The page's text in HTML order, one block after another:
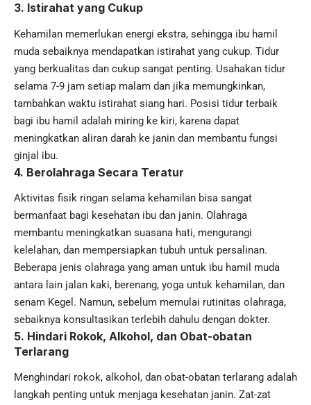
3. Istirahat yang Cukup
Kehamilan memerlukan energi ekstra, sehingga ibu hamil
muda sebaiknya mendapatkan istirahat yang cukup. Tidur
yang berkualitas dan cukup sangat penting. Usahakan tidur
selama 7-9 jam setiap malam dan jika memungkinkan,
tambahkan waktu istirahat siang hari. Posisi tidur terbaik
bagi ibu hamil adalah miring ke kiri, karena dapat
meningkatkan aliran darah ke janin dan membantu fungsi
ginjal ibu.
4. Berolahraga Secara Teratur
Aktivitas fisik ringan selama kehamilan bisa sangat
bermanfaat bagi kesehatan ibu dan janin. Olahraga
membantu meningkatkan suasana hati, mengurangi
kelelahan, dan mempersiapkan tubuh untuk persalinan.
Beberapa jenis olahraga yang aman untuk ibu hamil muda
antara lain jalan kaki, berenang, yoga untuk kehamilan, dan
senam Kegel. Namun, sebelum memulai rutinitas olahraga,
sebaiknya konsultasikan terlebih dahulu dengan dokter.
5. Hindari Rokok, Alkohol, dan Obat-obatan
Terlarang
Menghindari rokok, alkohol, dan obat-obatan terlarang adalah
langkah penting untuk menjaga kesehatan janin. Zat-zat